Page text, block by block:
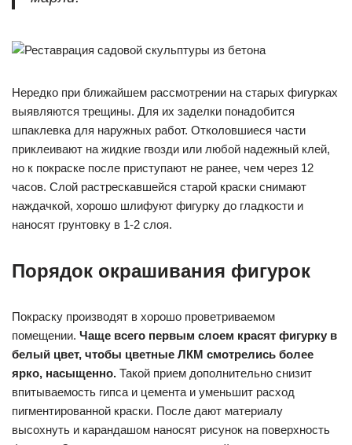
Нередко при ближайшем рассмотрении на старых фигурках
выявляются трещины. Для их заделки понадобится
шпаклевка для наружных работ. Отколовшиеся части
приклеивают на жидкие гвозди или любой надежный клей,
но к покраске после приступают не ранее, чем через 12
часов. Слой растрескавшейся старой краски снимают
наждачкой, хорошо шлифуют фигурку до гладкости и
наносят грунтовку в 1-2 слоя.
Порядок окрашивания фигурок
Покраску производят в хорошо проветриваемом
помещении. Чаще всего первым слоем красят фигурку в
белый цвет, чтобы цветные ЛКМ смотрелись более
ярко, насыщенно. Такой прием дополнительно снизит
впитываемость гипса и цемента и уменьшит расход
пигментированной краски. После дают материалу
высохнуть и карандашом наносят рисунок на поверхность